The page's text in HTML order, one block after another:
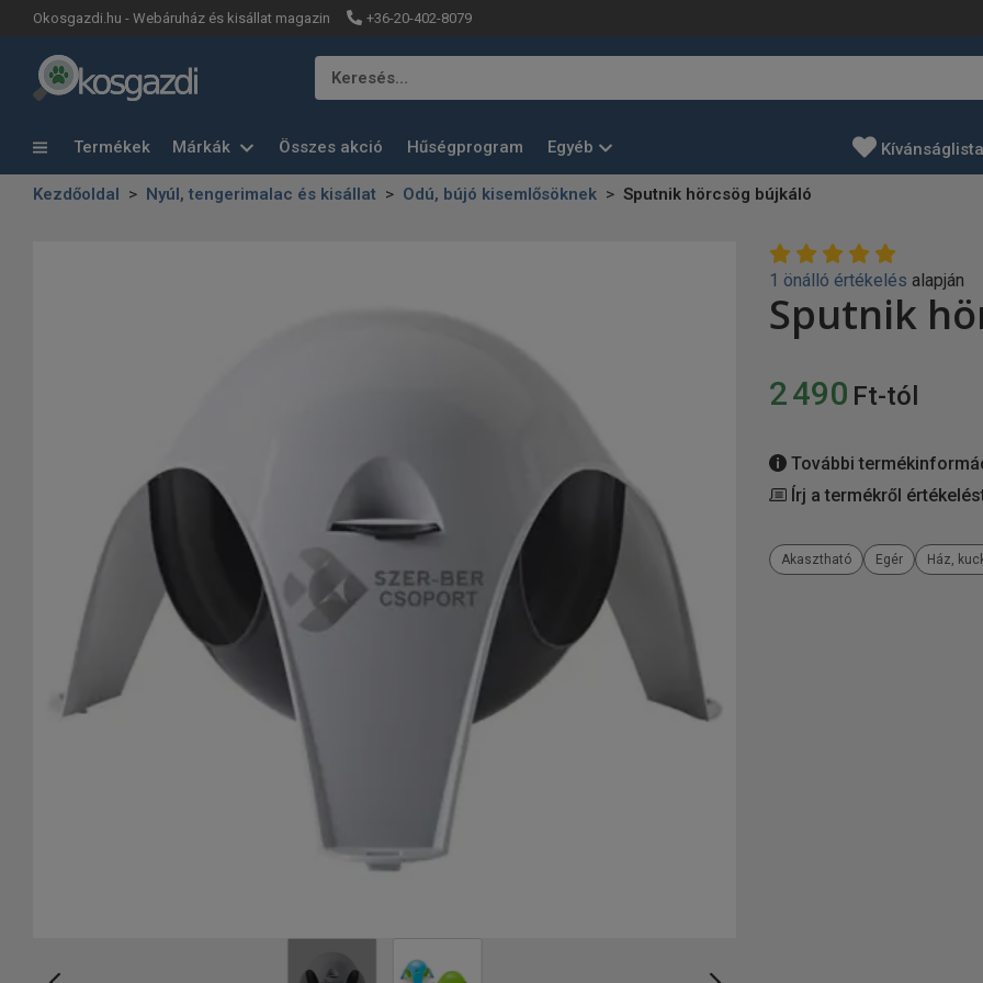
Okosgazdi.hu - Webáruház és kisállat magazin +36-20-402-8079
Keresés…
Termékek Márkák Összes akció Hűségprogram Egyéb Kívánságlista
Kezdőoldal Nyúl, tengerimalac és kisállat Odú, bújó kisemlősöknek Sputnik hörcsög bújkáló
1 önálló értékelés alapján
Sputnik
2 490 Ft-tól
További
Írj a termékről
Akasztható Egér Ház,